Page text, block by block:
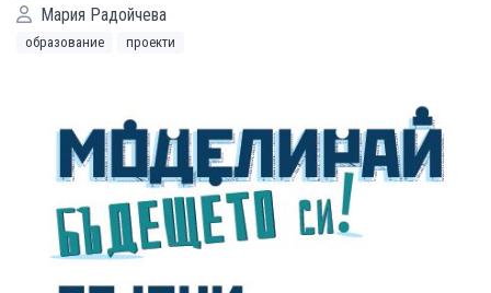
Мария Радойчева
образование проекти